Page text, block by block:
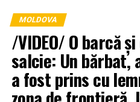
MOLDOVA
/VIDEO/ O barcă
salcie: Un bărbat,
a fost prins cu